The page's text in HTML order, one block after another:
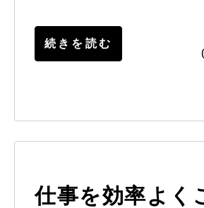
続きを読む
仕事を効率よく